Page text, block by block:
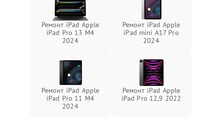
Ремонт iPad Apple
iPad Pro 13 M4
2024
Ремонт iPad Apple
iPad mini A17 Pro
2024
Ремонт iPad Apple
iPad Pro 11 M4
2024
Ремонт iPad Apple
iPad Pro 12,9 2022